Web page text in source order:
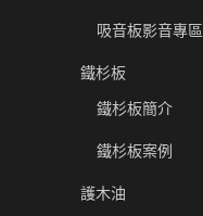
吸音板影音專區
鐵杉板
鐵杉板簡介
鐵杉板案例
護木油